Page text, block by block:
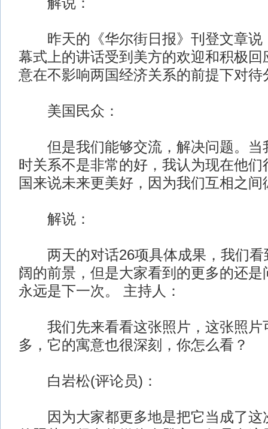
昨天的《华尔街日报》刊登文章说
幕式上的讲话受到美方的欢迎和积极回
意在不影响两国经济关系的前提下对待
美国民众：
但是我们能够交流，解决问题。当
时关系不是非常的好，我认为现在他们
国来说未来更美好，因为我们互相之间
解说：
两天的对话26项具体成果，我们看
阔的前景，但是大家看到的更多的还是
永远是下一次。
主持人：
我们先来看看这张照片，这张照片
多，它的寓意也很深刻，你怎么看？
白岩松(评论员)：
因为大家都更多地是把它当成了这